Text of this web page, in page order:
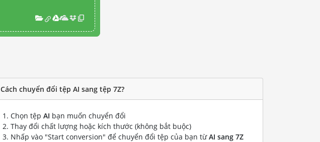
Cách chuyển đổi tệp AI sang tệp 7Z?
Chọn tệp AI bạn muốn chuyển đổi
Thay đổi chất lượng hoặc kích thước (không bắt buộc)
Nhấp vào "Start conversion" để chuyển đổi tệp của bạn từAI sang 7Z